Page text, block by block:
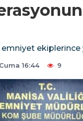
emniyet
16:44 9